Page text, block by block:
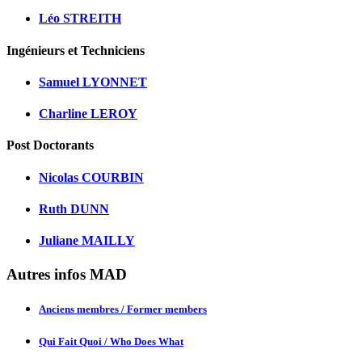
Léo STREITH
Ingénieurs et Techniciens
Samuel LYONNET
Charline LEROY
Post Doctorants
Nicolas COURBIN
Ruth DUNN
Juliane MAILLY
Autres infos MAD
Anciens membres / Former members
Qui Fait Quoi / Who Does What